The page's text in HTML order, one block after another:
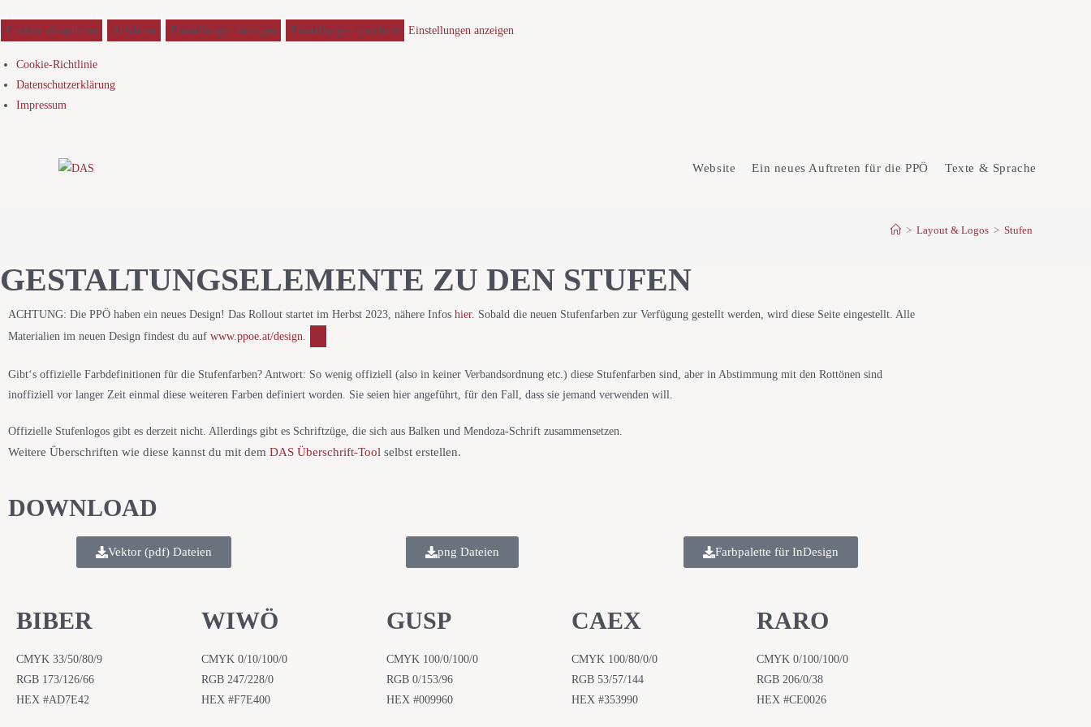
Cookies akzeptieren Ablehnen Einstellungen anzeigen Einstellungen speichern Einstellungen anzeigen
Cookie-Richtlinie
Datenschutzerklärung
Impressum
Website Ein neues Auftreten für die PPÖ Texte & Sprache
> Layout & Logos > Stufen
GESTALTUNGSELEMENTE ZU DEN STUFEN
ACHTUNG: Die PPÖ haben ein neues Design! Das Rollout startet im Herbst 2023, nähere Infos hier. Sobald die neuen Stufenfarben zur Verfügung gestellt werden, wird diese Seite eingestellt. Alle
Materialien im neuen Design findest du auf www.ppoe.at/design ×
Gibt‘s offizielle Farbdefinitionen für die Stufenfarben? Antwort: So wenig offiziell (also in keiner Verbandsordnung etc.) diese Stufenfarben sind, aber in Abstimmung mit den Rottönen sind
inoffiziell vor langer Zeit einmal diese weiteren Farben definiert worden. Sie seien hier angeführt, für den Fall, dass sie jemand verwenden will.
Offizielle Stufenlogos gibt es derzeit nicht. Allerdings gibt es Schriftzüge, die sich aus Balken und Mendoza-Schrift zusammensetzen.
Weitere Überschriften wie diese kannst du mit dem DAS Überschrift-Tool selbst erstellen.
DOWNLOAD
Vektor (pdf) Dateien png Dateien Farbpalette für InDesign
BIBER
CMYK 33/50/80/9
RGB 173/126/66
HEX #AD7E42
WIWÖ
CMYK 0/10/100/0
RGB 247/228/0
HEX #F7E400
GUSP
CMYK 100/0/100/0
RGB 0/153/96
HEX #009960
CAEX
CMYK 100/80/0/0
RGB 53/57/144
HEX #353990
RARO
CMYK 0/100/100/0
RGB 206/0/38
HEX #CE0026